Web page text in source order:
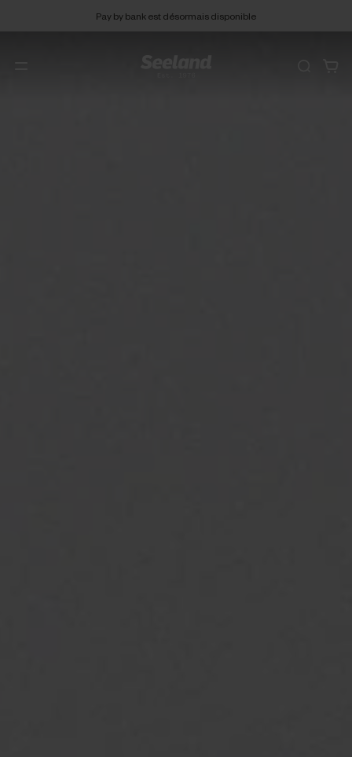
Politique de retour gratuit de 90 jours
Pay by bank est désormais disponible